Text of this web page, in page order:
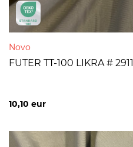
Novo
FUTER TT-100 LIKRA #
10,10 eur